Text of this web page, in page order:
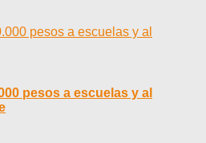
pesos a escuelas y al